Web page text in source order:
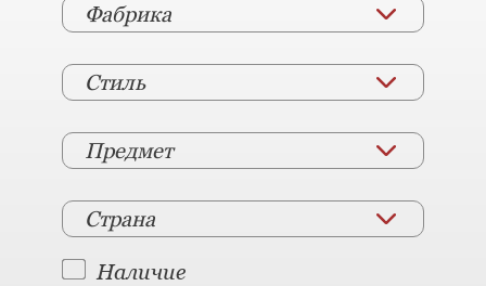
Фабрика
Стиль
Предмет
Страна
Наличие